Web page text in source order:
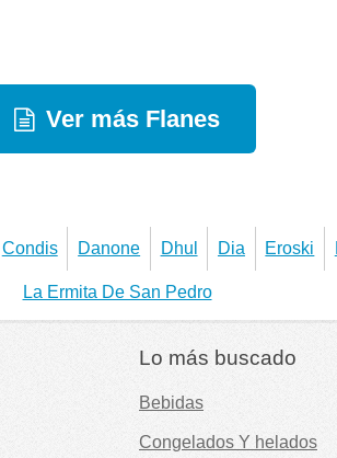
Ver más Flanes
Condis Danone Dhul Dia Eroski
La Ermita De San Pedro
Lo más buscado
Bebidas
Congelados Y helados